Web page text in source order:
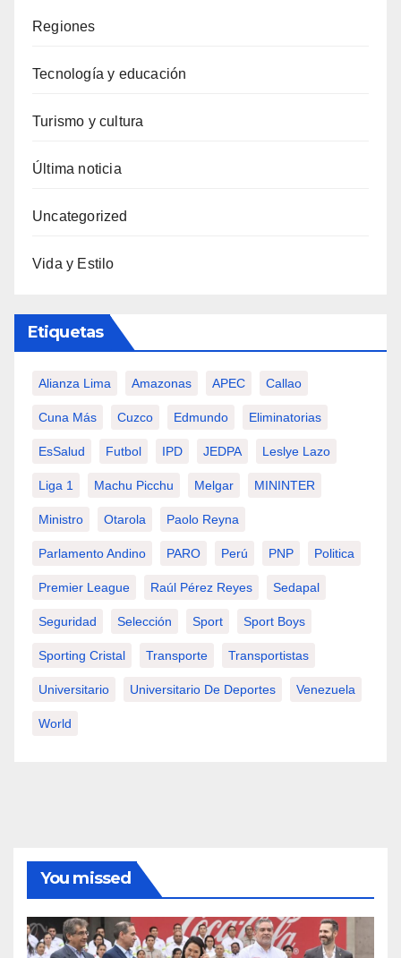
Regiones
Tecnología y educación
Turismo y cultura
Última noticia
Uncategorized
Vida y Estilo
Etiquetas
Alianza Lima Amazonas APEC Callao
Cuna Más Cuzco Edmundo Eliminatorias
EsSalud Futbol IPD JEDPA Leslye Lazo
Liga 1 Machu Picchu Melgar MININTER
Ministro Otarola Paolo Reyna
Parlamento Andino PARO Perú PNP Politica
Premier League Raúl Pérez Reyes Sedapal
Seguridad Selección Sport Sport Boys
Sporting Cristal Transporte Transportistas
Universitario Universitario De Deportes Venezuela
World
You missed